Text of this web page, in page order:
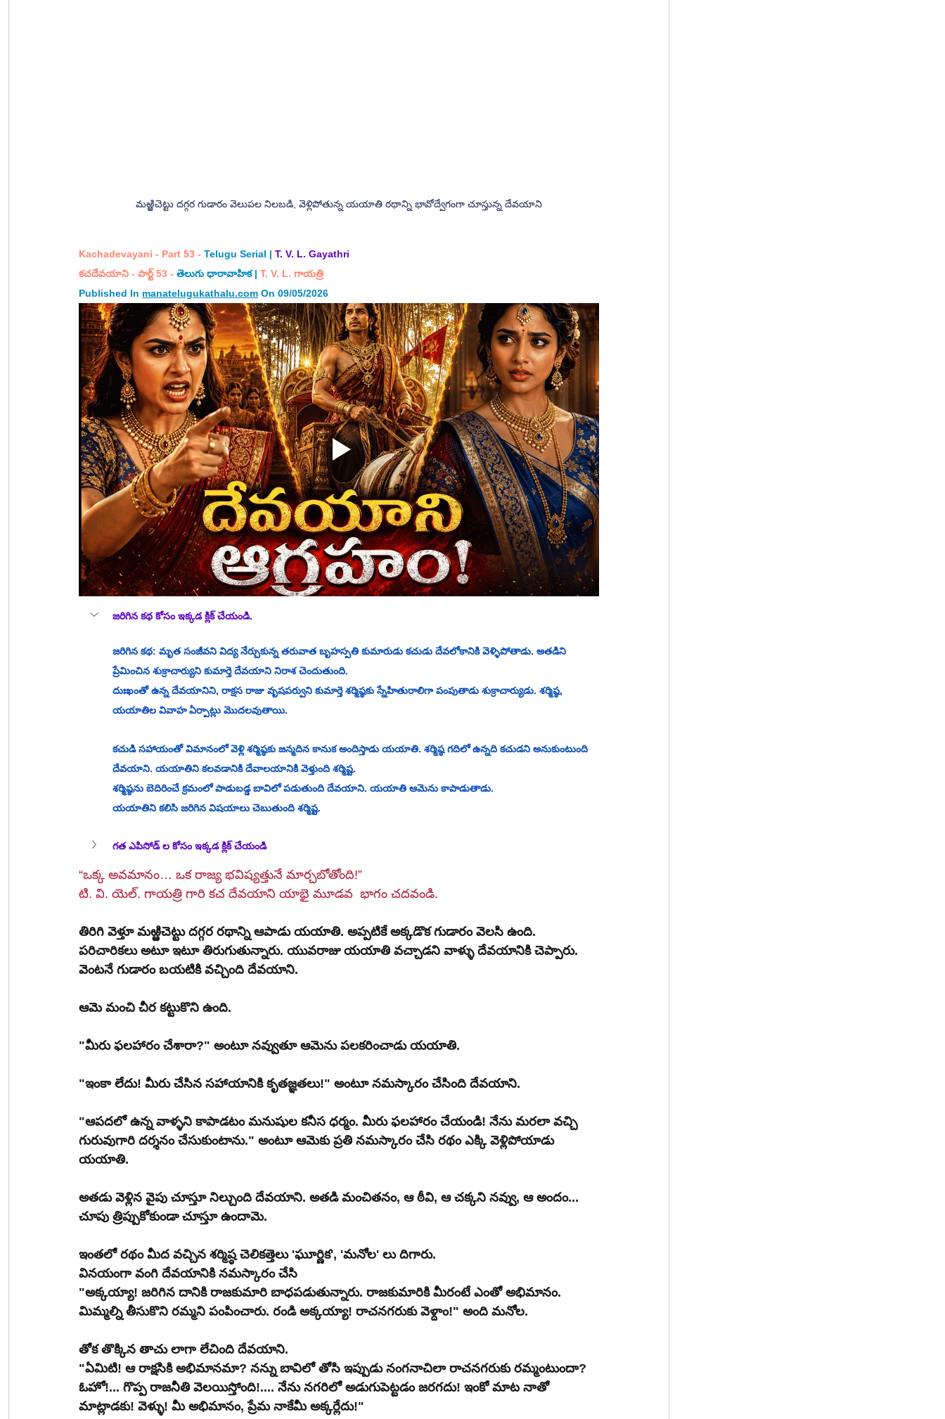
మఱ్ఱిచెట్టు దగ్గర గుడారం వెలుపల నిలబడి, వెళ్లిపోతున్న యయాతి రథాన్ని భావోద్వేగంగా చూస్తున్న దేవయాని
Kachadevayani - Part 53 - Telugu Serial | T. V. L. Gayathri
కచదేవయాని - పార్ట్ 53 - తెలుగు ధారావాహిక | T. V. L. గాయత్రి
Published In manatelugukathalu.com On 09/05/2026
జరిగిన కథ కోసం ఇక్కడ క్లిక్ చేయండి.
జరిగిన కథ: మృత సంజీవని విద్య నేర్చుకున్న తరువాత బృహస్పతి కుమారుడు కచుడు దేవలోకానికి వెళ్ళిపోతాడు. అతడిని
ప్రేమించిన శుక్రాచార్యుని కుమార్తె దేవయాని నిరాశ చెందుతుంది.
దుఃఖంతో ఉన్న దేవయానిని, రాక్షస రాజు వృషపర్వుని కుమార్తె శర్మిష్ఠకు స్నేహితురాలిగా పంపుతాడు శుక్రాచార్యుడు. శర్మిష్ఠ,
యయాతిల వివాహ ఏర్పాట్లు మొదలవుతాయి.
కచుడి సహాయంతో విమానంలో వెళ్లి శర్మిష్ఠకు జన్మదిన కానుక అందిస్తాడు యయాతి. శర్మిష్ఠ గదిలో ఉన్నది కచుడని అనుకుంటుంది
దేవయాని. యయాతిని కలవడానికి దేవాలయానికి వెళ్తుంది శర్మిష్ట.
శర్మిష్ఠను బెదిరించే క్రమంలో పాడుబడ్డ బావిలో పడుతుంది దేవయాని. యయాతి ఆమెను కాపాడుతాడు.
యయాతిని కలిసి జరిగిన విషయాలు చెబుతుంది శర్మిష్ట.
గత ఎపిసోడ్ ల కోసం ఇక్కడ క్లిక్ చేయండి
“ఒక్క అవమానం… ఒక రాజ్య భవిష్యత్తునే మార్చబోతోంది!”
టి. వి. యెల్. గాయత్రి గారి కచ దేవయాని యాభై మూడవ  భాగం చదవండి.
తిరిగి వెళ్తూ మఱ్ఱిచెట్టు దగ్గర రథాన్ని ఆపాడు యయాతి. అప్పటికే అక్కడొక గుడారం వెలసి ఉంది.
పరిచారికలు అటూ ఇటూ తిరుగుతున్నారు. యువరాజు యయాతి వచ్చాడని వాళ్ళు దేవయానికి చెప్పారు.
వెంటనే గుడారం బయటికి వచ్చింది దేవయాని.
ఆమె మంచి చీర కట్టుకొని ఉంది.
"మీరు ఫలహారం చేశారా?" అంటూ నవ్వుతూ ఆమెను పలకరించాడు యయాతి.
"ఇంకా లేదు! మీరు చేసిన సహాయానికి కృతజ్ఞతలు!" అంటూ నమస్కారం చేసింది దేవయాని.
"ఆపదలో ఉన్న వాళ్ళని కాపాడటం మనుషుల కనీస ధర్మం. మీరు ఫలహారం చేయండి! నేను మరలా వచ్చి
గురువుగారి దర్శనం చేసుకుంటాను." అంటూ ఆమెకు ప్రతి నమస్కారం చేసి రథం ఎక్కి వెళ్లిపోయాడు
యయాతి.
అతడు వెళ్లిన వైపు చూస్తూ నిల్చుంది దేవయాని. అతడి మంచితనం, ఆ ఠీవి, ఆ చక్కని నవ్వు, ఆ అందం...
చూపు త్రిప్పుకోకుండా చూస్తూ ఉందామె.
ఇంతలో రథం మీద వచ్చిన శర్మిష్ఠ చెలికత్తెలు 'ఘూర్ణిక', 'మనోల' లు దిగారు.
వినయంగా వంగి దేవయానికి నమస్కారం చేసి
"అక్కయ్యా! జరిగిన దానికి రాజకుమారి బాధపడుతున్నారు. రాజకుమారికి మీరంటే ఎంతో అభిమానం.
మిమ్మల్ని తీసుకొని రమ్మని పంపించారు. రండి అక్కయ్యా! రాచనగరుకు వెళ్దాం!" అంది మనోల.
తోక తొక్కిన తాచు లాగా లేచింది దేవయాని.
"ఏమిటి! ఆ రాక్షసికి అభిమానమా? నన్ను బావిలో తోసి ఇప్పుడు నంగనాచిలా రాచనగరుకు రమ్మంటుందా?
ఓహో!... గొప్ప రాజనీతి వెలయిస్తోంది!.... నేను నగరిలో అడుగుపెట్టడం జరగదు! ఇంకో మాట నాతో
మాట్లాడకు! వెళ్ళు! మీ అభిమానం, ప్రేమ నాకేమీ అక్కర్లేదు!"